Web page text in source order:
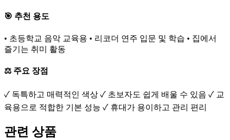
🎯 추천 용도
• 초등학교 음악 교육용 • 리코더 연주 입문 및 학습 • 집에서
즐기는 취미 활동
⚖️ 주요 장점
✓ 독특하고 매력적인 색상 ✓ 초보자도 쉽게 배울 수 있음 ✓ 교
육용으로 적합한 기본 성능 ✓ 휴대가 용이하고 관리 편리
관련 상품